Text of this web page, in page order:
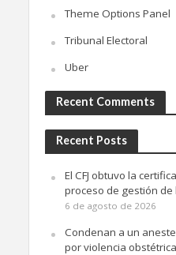
Theme Options Panel
Tribunal Electoral
Uber
Recent Comments
Recent Posts
El CFJ obtuvo la
proceso de gestión
6 de agosto de 2026
Condenan a un
por violencia obstétrica